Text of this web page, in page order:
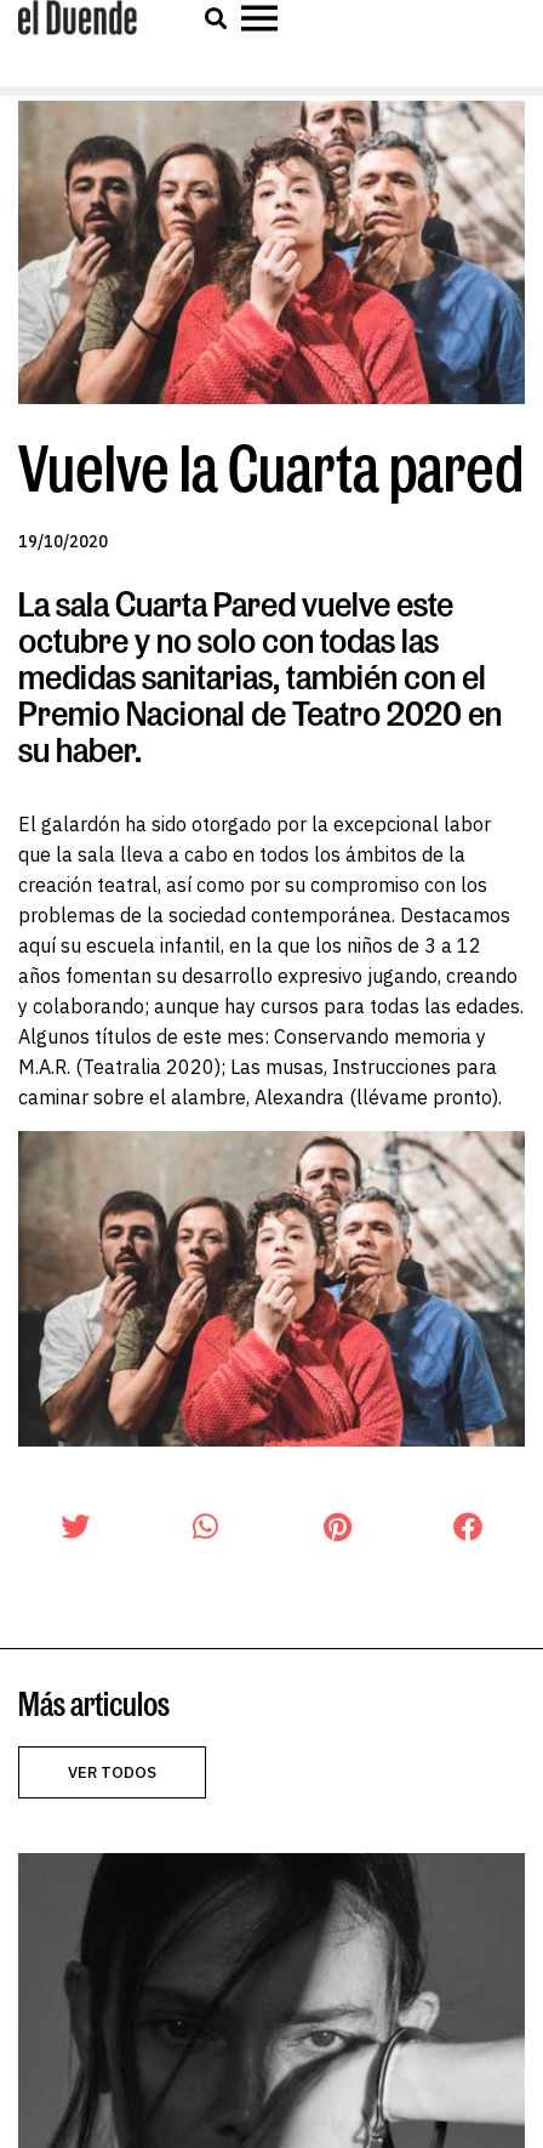
Vuelve la Cuarta pared
19/10/2020
La sala Cuarta Pared vuelve este
octubre y no solo con todas las
medidas sanitarias, también con el
Premio Nacional de Teatro 2020 en
su haber.
El galardón ha sido otorgado por la excepcional labor
que la sala lleva a cabo en todos los ámbitos de la
creación teatral, así como por su compromiso con los
problemas de la sociedad contemporánea. Destacamos
aquí su escuela infantil, en la que los niños de 3 a 12
años fomentan su desarrollo expresivo jugando, creando
y colaborando; aunque hay cursos para todas las edades.
Algunos títulos de este mes: Conservando memoria y
M.A.R. (Teatralia 2020); Las musas, Instrucciones para
caminar sobre el alambre, Alexandra (llévame pronto).
Más articulos
VER TODOS